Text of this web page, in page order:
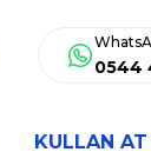
0544
KULLAN AT